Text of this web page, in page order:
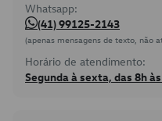
Whatsapp:
(41) 99125-2143
(apenas mensagens de texto, não
Horário de atendimento:
Segunda à sexta, das 8h